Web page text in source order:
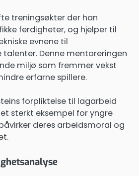
treningsøkter der han
ferdigheter, og hjelper til
evnene til
Denne mentoreringen
miljø som fremmer vekst
erfarne spillere.
forpliktelse til lagarbeid
sterkt eksempel for yngre
deres arbeidsmoral og